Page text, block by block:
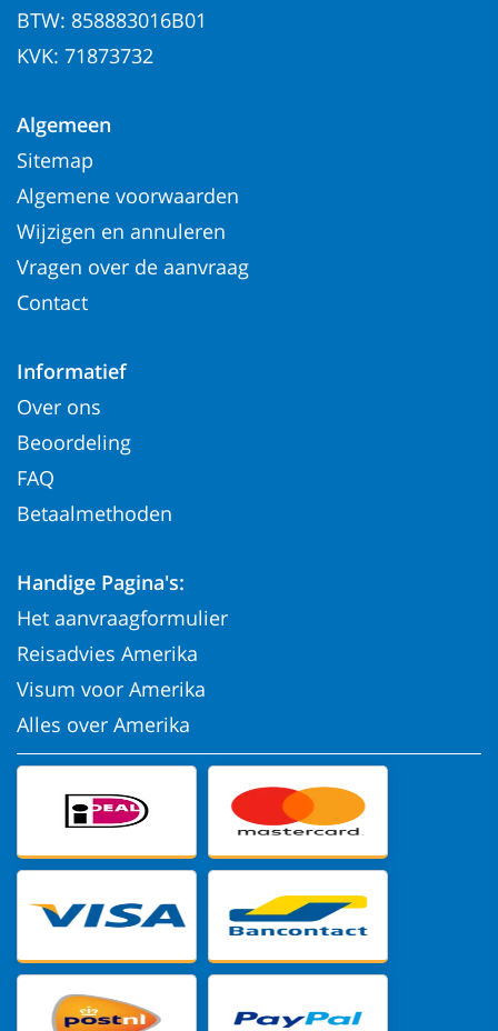
BTW: 858883016B01
KVK: 71873732
Algemeen
Sitemap
Algemene voorwaarden
Wijzigen en annuleren
Vragen over de aanvraag
Contact
Informatief
Over ons
Beoordeling
FAQ
Betaalmethoden
Handige Pagina's:
Het aanvraagformulier
Reisadvies Amerika
Visum voor Amerika
Alles over Amerika